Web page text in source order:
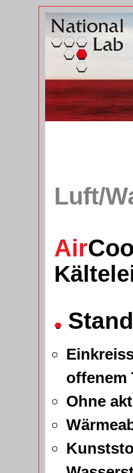
Luft/
Air
offenem
Ohne